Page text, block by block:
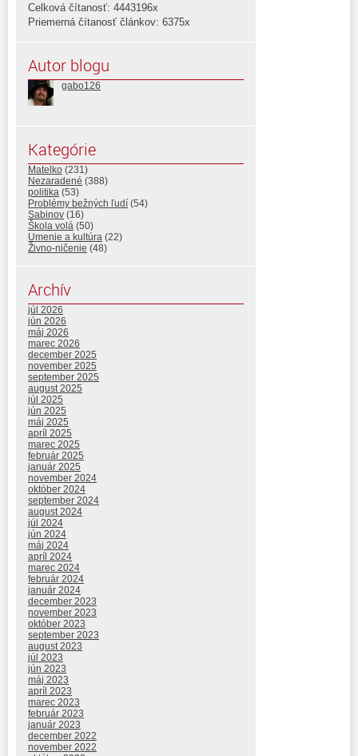
Celková čítanosť: 4443196x
Priemerná čítanosť článkov: 6375x
Autor blogu
gabo126
Kategórie
Matelko (231)
Nezaradené (388)
politika (53)
Problémy bežných ľudí (54)
Sabinov (16)
Škola volá (50)
Umenie a kultúra (22)
Živno-ničenie (48)
Archív
júl 2026
jún 2026
máj 2026
marec 2026
december 2025
november 2025
september 2025
august 2025
júl 2025
jún 2025
máj 2025
apríl 2025
marec 2025
február 2025
január 2025
november 2024
október 2024
september 2024
august 2024
júl 2024
jún 2024
máj 2024
apríl 2024
marec 2024
február 2024
január 2024
december 2023
november 2023
október 2023
september 2023
august 2023
júl 2023
jún 2023
máj 2023
apríl 2023
marec 2023
február 2023
január 2023
december 2022
november 2022